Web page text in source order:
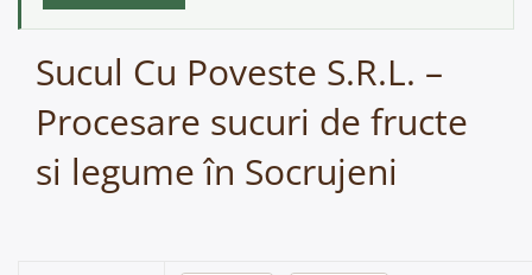
Sucul Cu Poveste S.R.L. –
Procesare sucuri de fructe
si legume în Socrujeni